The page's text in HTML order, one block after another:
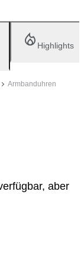
Highlights
Armbanduhren
aber